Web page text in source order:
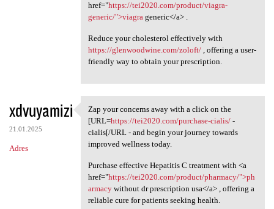
href="https://tei2020.com/product/viagra-
generic/">viagrageneric</a> .
Reduce your cholesterol effectively with
https://glenwoodwine.com/zoloft/, offering a user-
friendly way to obtain your prescription.
xdvuyamizi
21.01.2025
Adres
Zap your concerns away with a
Zap your concerns away with a click on the
[URL=https://tei2020.com/purchase-cialis/-
cialis[/URL - and begin your journey towards
improved wellness today.
Purchase effective Hepatitis C treatment with <a
href="https://tei2020.com/product/pharmacy/">ph
armacywithout dr prescription usa</a> , offering a
reliable cure for patients seeking health.